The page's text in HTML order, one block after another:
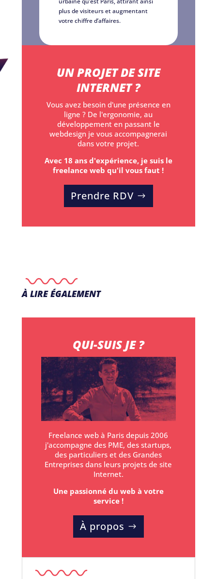
plus de visiteurs et augmentant
votre chiffre d’affaires.
UN PROJET DE SITE
INTERNET ?
Vous avez besoin d'une présence en
ligne ? De l'ergonomie, au
développement en passant le
webdesign je vous accompagnerai
dans votre projet.
Avec 18 ans d'expérience, je suis le
freelance web qu'il vous faut !
Prendre RDV
À LIRE ÉGALEMENT
QUI-SUIS JE ?
Freelance web à Paris depuis 2006
j'accompagne des PME, des startups,
des particuliers et des Grandes
Entreprises dans leurs projets de site
Internet.
Une passionné du web à votre
service !
À propos